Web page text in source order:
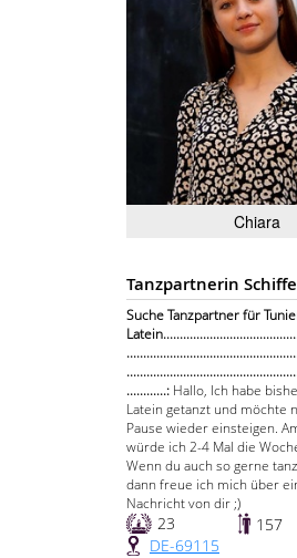
Chiara
Tanzpartnerin
Suche Tanzpartner für
............: Hallo, Ich habe
Latein getanzt und möchte
Pause wieder einsteigen.
würde ich 2-4 Mal die
Wenn du auch so gerne
dann freue ich mich über
Nachricht von dir ;)
23
157
DE-69115